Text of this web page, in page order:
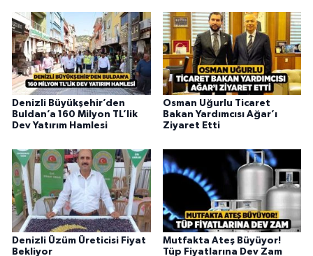
Denizli Büyükşehir’den
Buldan’a 160 Milyon TL’lik
Dev Yatırım Hamlesi
Osman Uğurlu Ticaret
Bakan Yardımcısı Ağar’ı
Ziyaret Etti
Denizli Üzüm Üreticisi Fiyat
Bekliyor
Mutfakta Ateş Büyüyor!
Tüp Fiyatlarına Dev Zam